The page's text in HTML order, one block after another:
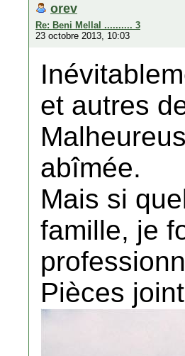
orev
Re: Beni Mellal .......... 3
23 octobre 2013, 10:03
et autres
abîmée.
Mais si
famille, je
Pièces